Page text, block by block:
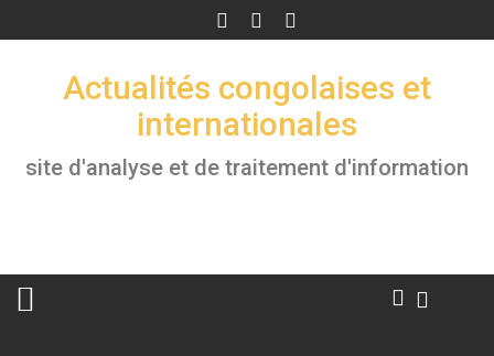
to
Actualités congolaises et
internationales
site d'analyse et de traitement d'information